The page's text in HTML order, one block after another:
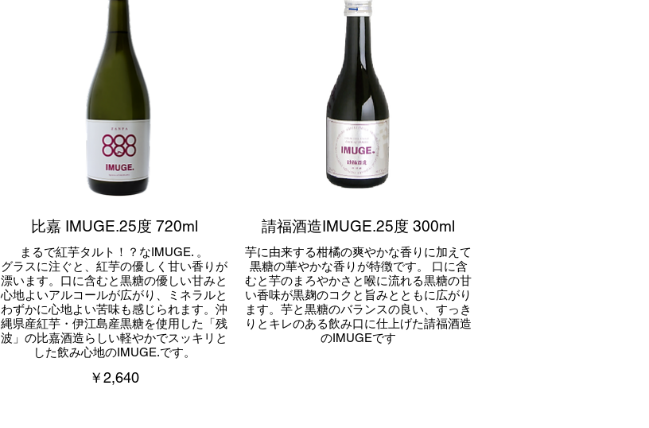
比嘉 IMUGE.25度 720ml
まるで紅芋タルト！？なIMUGE. 。
グラスに注ぐと、紅芋の優しく甘い香りが
漂います。口に含むと黒糖の優しい甘みと
心地よいアルコールが広がり、ミネラルと
わずかに心地よい苦味も感じられます。沖
縄県産紅芋・伊江島産黒糖を使用した「残
波」の比嘉酒造らしい軽やかでスッキリと
￥2,640
請福酒造IMUGE.25度 300ml
芋に由来する柑橘の爽やかな香りに加えて
黒糖の華やかな香りが特徴です。 口に含
むと芋のまろやかさと喉に流れる黒糖の甘
い香味が黒麹のコクと旨みとともに広がり
ます。芋と黒糖のバランスの良い、すっき
りとキレのある飲み口に仕上げた請福酒造
のIMUGEです